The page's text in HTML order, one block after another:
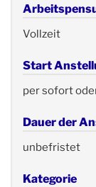
Vollzeit
Start
per sofort
Dauer der
unbefristet
Kategorie